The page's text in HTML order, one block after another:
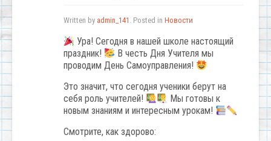
Written by admin_141 . Posted in Новости
Ура! Сегодня в нашей школе настоящий
праздник!
В честь Дня Учителя мы
проводим День Самоуправления!
Это значит, что сегодня ученики берут на
себя роль учителей!
Мы готовы к
новым знаниям и интересным урокам!
Смотрите, как здорово: